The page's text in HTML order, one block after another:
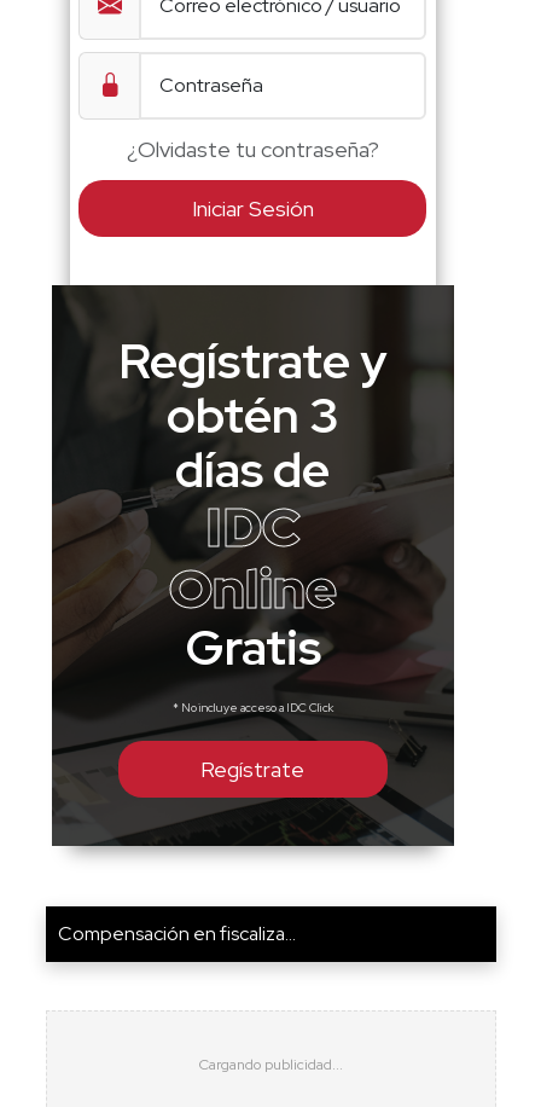
¿Olvidaste tu contraseña?
Iniciar Sesión
Regístrate y
obtén 3
días de
IDC
Online
Gratis
* No incluye acceso a IDC Click
Regístrate
Compensación en fiscaliza...